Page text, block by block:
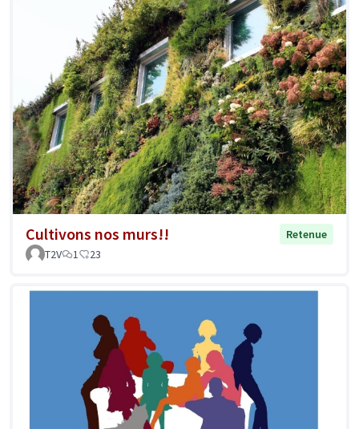
Cultivons nos murs!!
Retenue
T2V
1 23